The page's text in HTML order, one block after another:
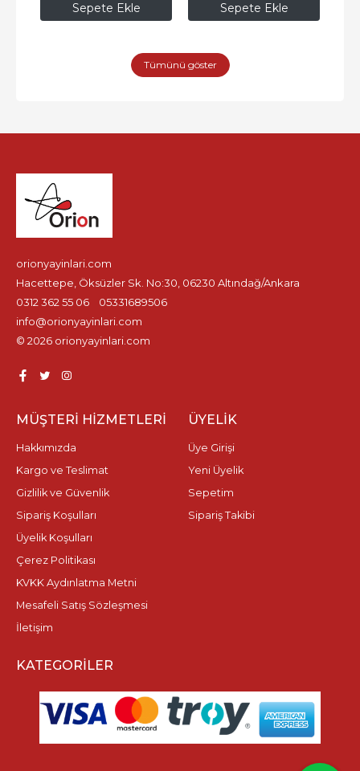
Sepete Ekle Sepete Ekle
Tümünü göster
orionyayinlari.com
Hacettepe, Öksüzler Sk. No:30, 06230 Altındağ/Ankara
0312 362 55 06
05331689506
info@orionyayinlari.com
© 2026 orionyayinlari.com
MÜŞTERI HIZMETLERI
Hakkımızda
Kargo ve Teslimat
Gizlilik ve Güvenlik
Sipariş Koşulları
Üyelik Koşulları
Çerez Politikası
KVKK Aydınlatma Metni
Mesafeli Satış Sözleşmesi
İletişim
ÜYELIK
Üye Girişi
Yeni Üyelik
Sepetim
Sipariş Takibi
KATEGORILER